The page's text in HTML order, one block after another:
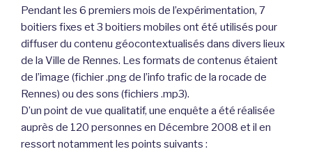
Pendant les 6 premiers mois de l’expérimentation, 7
boitiers fixes et 3 boitiers mobiles ont été utilisés pour
diffuser du contenu géocontextualisés dans divers lieux
de la Ville de Rennes. Les formats de contenus étaient
de l’image (fichier .png de l’info trafic de la rocade de
Rennes) ou des sons (fichiers .mp3).
D’un point de vue qualitatif, une enquête a été réalisée
auprès de 120 personnes en Décembre 2008 et il en
ressort notamment les points suivants :